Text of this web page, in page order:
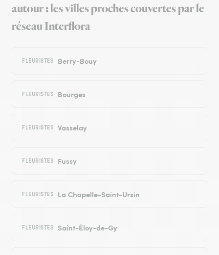
autour : les villes proches couvertes par le
réseau Interflora
FLEURISTES Berry-Bouy
FLEURISTES Bourges
FLEURISTES Vasselay
FLEURISTES Fussy
FLEURISTES La Chapelle-Saint-Ursin
FLEURISTES Saint-Éloy-de-Gy